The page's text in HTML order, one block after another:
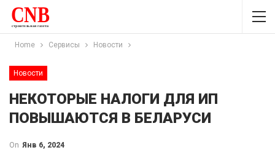
Home Сервисы Новости
Новости
НЕКОТОРЫЕ НАЛОГИ ДЛЯ ИП
ПОВЫШАЮТСЯ В БЕЛАРУСИ
On Янв 6, 2024